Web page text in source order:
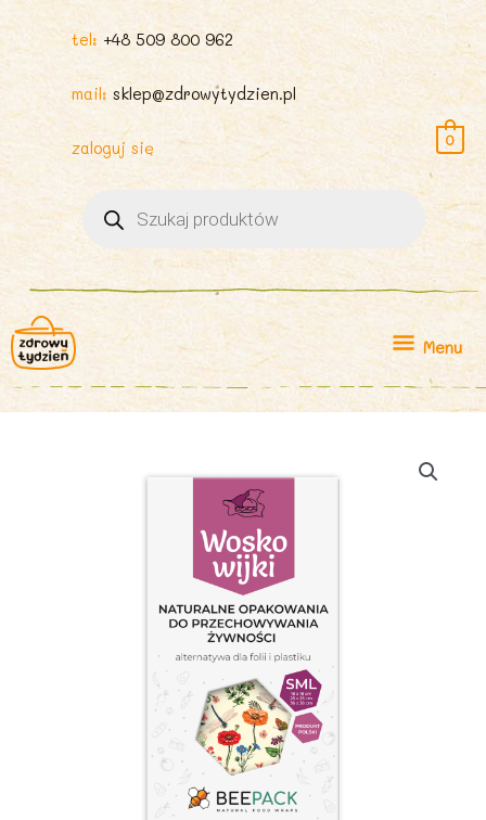
tel: +48 509 800 962
mail: sklep@zdrowytydzien.pl
zaloguj się
produktów
0
Menu
Menu